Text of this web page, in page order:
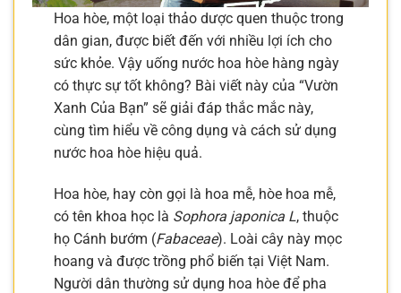
Hoa hòe, một loại thảo dược quen thuộc trong
dân gian, được biết đến với nhiều lợi ích cho
sức khỏe. Vậy uống nước hoa hòe hàng ngày
có thực sự tốt không? Bài viết này của “Vườn
Xanh Của Bạn” sẽ giải đáp thắc mắc này,
cùng tìm hiểu về công dụng và cách sử dụng
nước hoa hòe hiệu quả.
Hoa hòe, hay còn gọi là hoa mễ, hòe hoa mễ,
có tên khoa học là Sophora japonica L, thuộc
họ Cánh bướm (Fabaceae). Loài cây này mọc
hoang và được trồng phổ biến tại Việt Nam.
Người dân thường sử dụng hoa hòe để pha